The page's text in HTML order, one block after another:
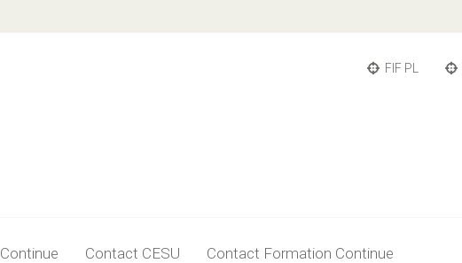
FIF PL
Contact CESU
Contact Formation Continue